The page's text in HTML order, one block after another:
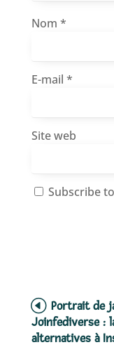
Nom *
E-mail *
Site web
Subscribe
Portrait de
Joinfediverse :
alternatives à